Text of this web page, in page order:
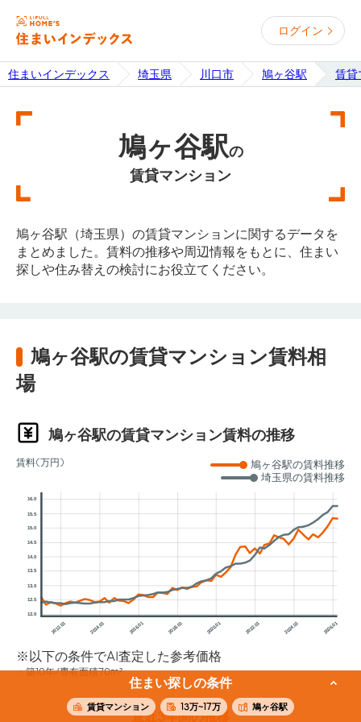
ログイン
住まいインデックス 埼玉県 川口市 鳩ヶ谷駅 賃貸
鳩ヶ谷駅の
賃貸マンション
鳩ヶ谷駅（埼玉県）の賃貸マンションに関するデータを
まとめました。賃料の推移や周辺情報をもとに、住まい
探しや住み替えの検討にお役立てください。
鳩ヶ谷駅の賃貸マンション賃料相
場
鳩ヶ谷駅の賃貸マンション賃料の推移
賃料(万円)
鳩ヶ谷駅の賃料推移
埼玉県の賃料推移
2012.01 2014.01 2016.01 2018.01 2020.01 2022.01 2024.01 2026.01
12.0
12.5
13.0
13.5
14.0
14.5
15.0
15.5
16.0
※以下の条件でAI査定した参考価格
築10年/専有面積70m²
直近3年間の推移
住まい探しの条件
賃貸マンション 13万~17万 鳩ヶ谷駅